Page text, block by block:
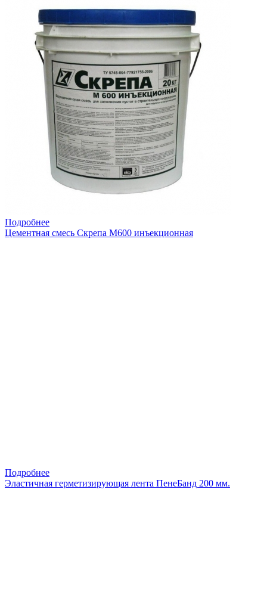
Подробнее
Цементная смесь Скрепа М600 инъекционная
Подробнее
Эластичная герметизирующая лента ПенеБанд 200 мм.